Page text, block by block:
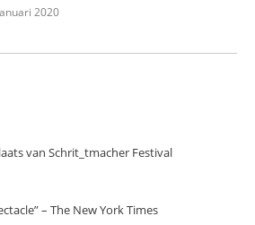
2020
van Schrit_tmacher Festival
– The New York Times